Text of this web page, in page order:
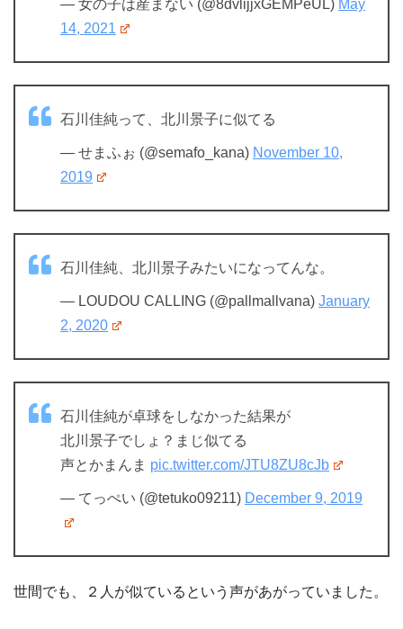
— 女の子は産まない (@8dvlijjxGEMPeUL) May
14, 2021
石川佳純って、北川景子に似てる
— せまふぉ (@semafo_kana) November 10,
2019
石川佳純、北川景子みたいになってんな。
— LOUDOU CALLING (@pallmallvana) January
2, 2020
石川佳純が卓球をしなかった結果が
北川景子でしょ？まじ似てる
声とかまんま pic.twitter.com/JTU8ZU8cJb
— てっぺい (@tetuko09211) December 9, 2019
世間でも、２人が似ているという声があがっていました。